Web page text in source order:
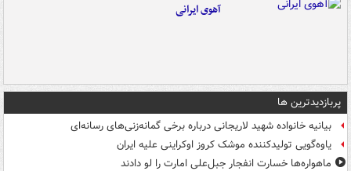
آهوی ایرانی
پربازدیدترین ها
بیانیه خانواده شهید لاریجانی درباره برخی گمانه‌زنی‌های رسانه‌ای
یاوه‌گویی تولیدکننده موشک کروز اوکراینی علیه ایران
ماهواره‌ها خسارت انفجار جبل‌علی امارت را لو دادند